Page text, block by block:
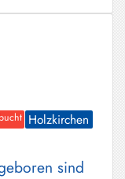
Holzkirchen
sind